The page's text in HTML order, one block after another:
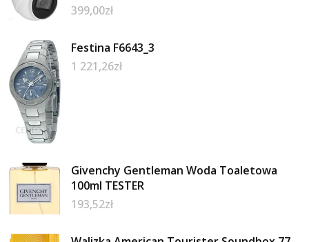
399,00zł
Festina F6643_3
1 221,26zł
Givenchy Gentleman Woda Toaletowa
100ml TESTER
193,52zł